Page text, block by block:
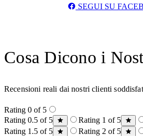
SEGUI SU
Cosa Dicono i
Recensioni reali dai nostri clienti
Rating 0 of 5
Rating 0.5 of 5
Rating 1 of 5
Rating 1.5 of 5
Rating 2 of 5